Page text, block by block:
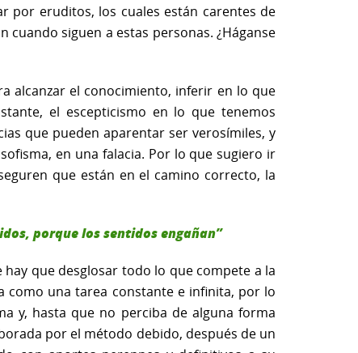
por eruditos, los cuales están carentes de
siguen a estas personas. ¿Háganse
alcanzar el conocimiento, inferir en lo que
el escepticismo en lo que tenemos
que pueden aparentar ser verosímiles, y
en una falacia. Por lo que sugiero ir
que están en el camino correcto, la
porque los sentidos engañan”
que desglosar todo lo que compete a la
como una tarea constante e infinita, por lo
y, hasta que no perciba de alguna forma
por el método debido, después de un